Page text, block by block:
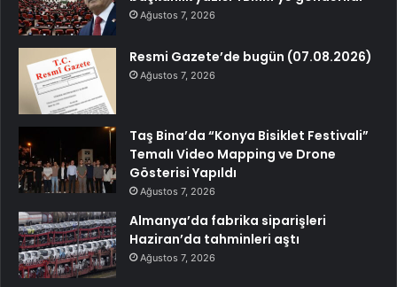
Ağustos 7, 2026
Resmi Gazete’de bugün (07.08.2026)
Ağustos 7, 2026
Taş Bina’da “Konya Bisiklet Festivali”
Temalı Video Mapping ve Drone
Gösterisi Yapıldı
Ağustos 7, 2026
Almanya’da fabrika siparişleri
Haziran’da tahminleri aştı
Ağustos 7, 2026